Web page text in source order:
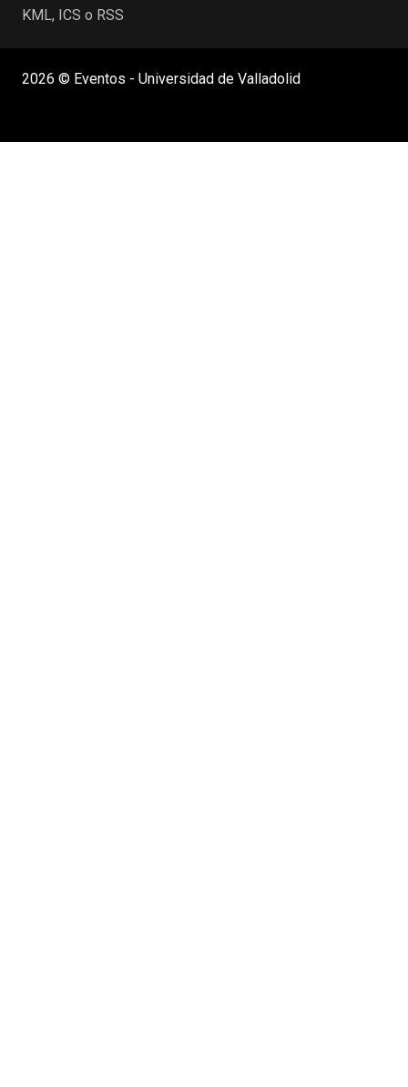
KML, ICS o RSS
2026 © Eventos - Universidad de Valladolid